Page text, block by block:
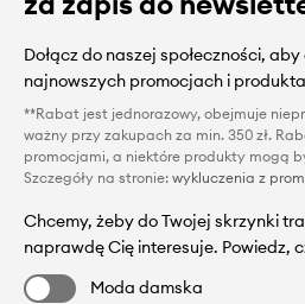
Dołącz do naszej społeczności,
najnowszych promocjach i
**Rabat jest jednorazowy, obejmuje
ważny przy zakupach za min. 350 zł.
promocjami, a niektóre produkty mogą
Szczegóły na stronie: wykluczenia z
Chcemy, żeby do Twojej skrzynki
naprawdę Cię interesuje. Powiedz,
Moda damska